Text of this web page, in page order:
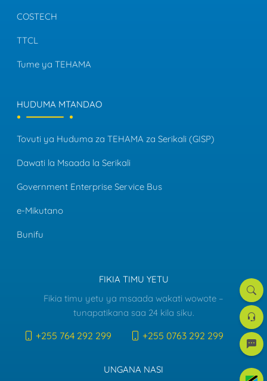
la
e-
COSTECH
TTCL
Tume ya TEHAMA
HUDUMA MTANDAO
Tovuti ya Huduma za TEHAMA za Serikali (GISP)
Dawati la Msaada la Serikali
Government Enterprise Service Bus
e-Mikutano
Bunifu
FIKIA TIMU YETU
Fikia timu yetu ya msaada wakati wowote –
tunapatikana saa 24 kila siku.
+255 764 292 299 +255 0763 292 299
UNGANA NASI